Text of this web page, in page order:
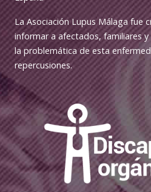
La Asociación Lupus Málaga fue
informar a afectados, familiares
la problemática de esta
repercusiones.